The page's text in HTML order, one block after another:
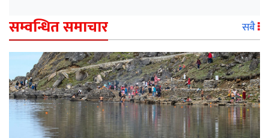
सम्वन्धित समाचार सबै